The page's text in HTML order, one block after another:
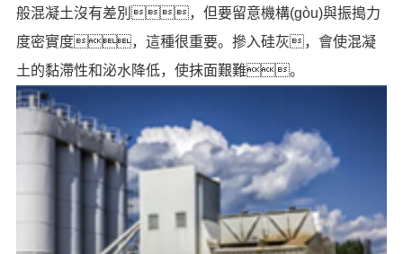
般混凝土沒有差別，但要留意機構(gòu)與振搗力
度密實度，這種很重要。摻入硅灰，會使混凝
土的黏滯性和泌水降低，使抹面艱難。